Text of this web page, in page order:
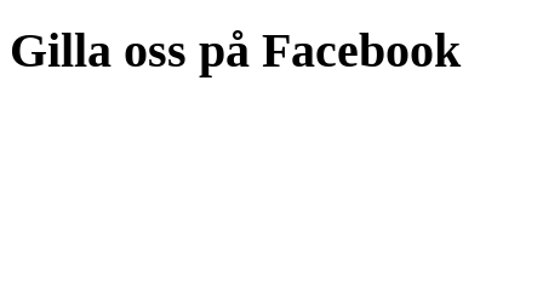
Gilla oss på Facebook